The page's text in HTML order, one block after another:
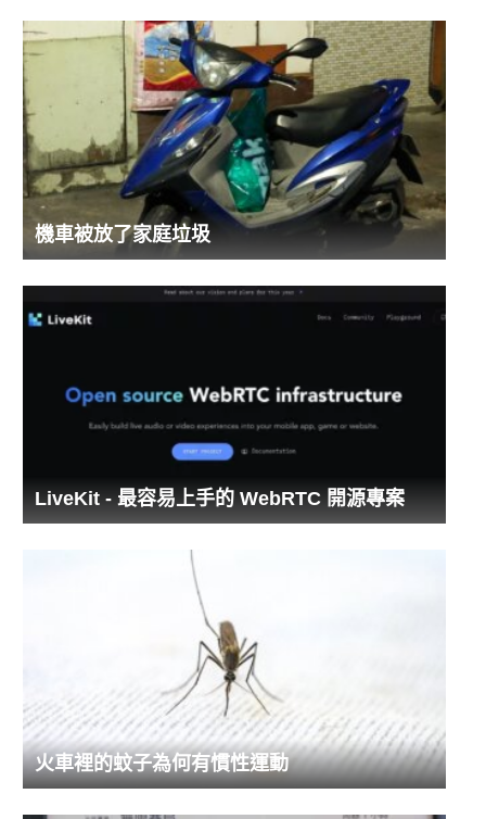
機車被放了家庭垃圾
LiveKit - 最容易上手的 WebRTC 開源專案
火車裡的蚊子為何有慣性運動